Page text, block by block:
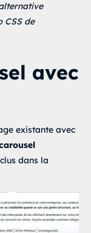
de
avec
existante avec
dans la